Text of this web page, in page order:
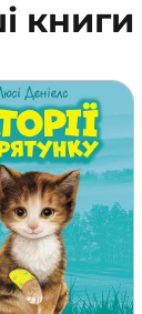
книги